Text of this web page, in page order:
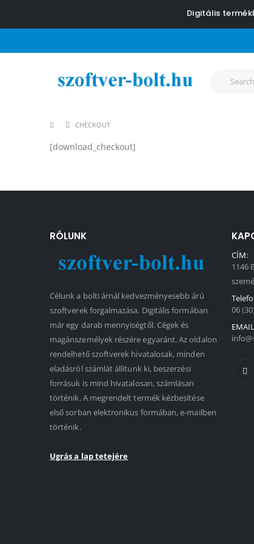
Digitális
CHECKOUT
[download_checkout]
RÓLUNK
Célunk a bolti árnál kedvezményesebb árú
szoftverek forgalmazása. Digitális formában
már egy darab mennyiségtől. Cégek és
magánszemélyek részére egyaránt. Az oldalon
rendelhető szoftverek hivatalosak, minden
eladásról számlát állítunk ki, beszerzési
forrásuk is mind hivatalosan, számlásan
történik. A megrendelt termék kézbesítése
első sorban elektronikus formában, e-mailben
történik.
Ugrás a lap tetejére
CÍM:
1146
06